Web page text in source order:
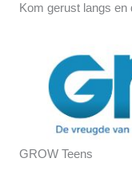
Kom gerust langs en
GROW Teens